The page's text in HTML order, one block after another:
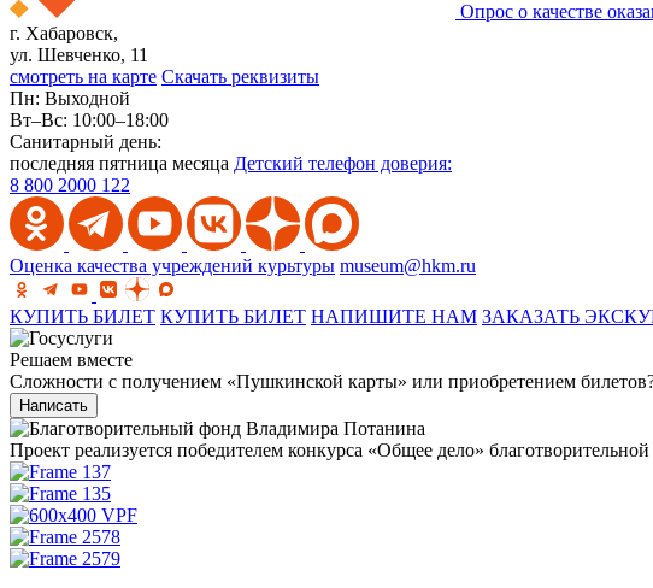
Опрос о качестве
г. Хабаровск,
ул. Шевченко, 11
смотреть на карте Скачать реквизиты
Пн: Выходной
Вт–Вс: 10:00–18:00
Санитарный день:
последняя пятница месяца Детский телефон доверия:
8 800 2000 122
Оценка качества учреждений курьтуры museum@hkm.ru
КУПИТЬ БИЛЕТ КУПИТЬ БИЛЕТ НАПИШИТЕ НАМ ЗАКАЗАТЬ
Решаем вместе
Сложности с получением «Пушкинской карты» или приобретением
Написать
Проект реализуется победителем конкурса «Общее дело»